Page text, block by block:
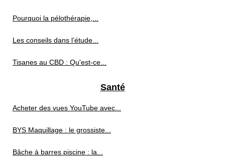
Pourquoi la pélothérapie,...
Les conseils dans l’étude...
Tisanes au CBD : Qu'est-ce...
Santé
Acheter des vues YouTube avec...
BYS Maquillage : le grossiste...
Bâche à barres piscine : la...